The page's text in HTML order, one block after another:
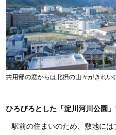
共用部の窓からは北摂の山々がきれい
ひろびろとした「淀川河川公園
駅前の住まいのため、敷地に